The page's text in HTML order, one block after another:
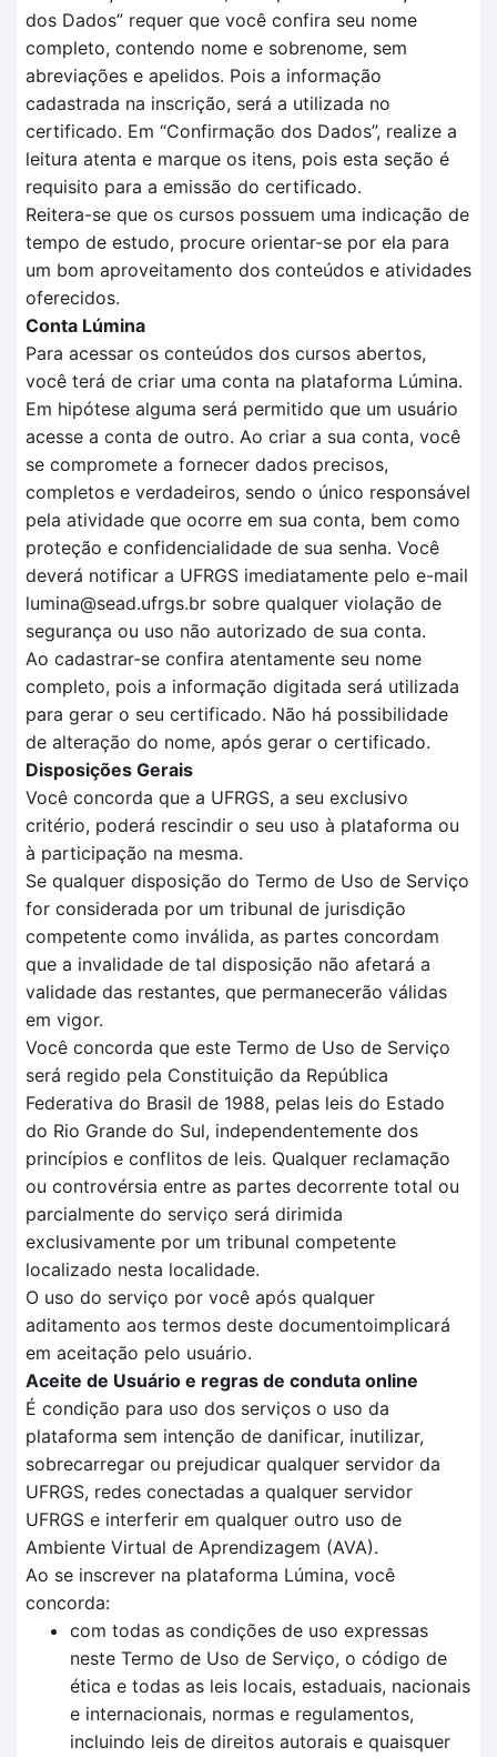
dos Dados” requer que você confira seu nome
completo, contendo nome e sobrenome, sem
abreviações e apelidos. Pois a informação
cadastrada na inscrição, será a utilizada no
certificado. Em “Confirmação dos Dados”, realize a
leitura atenta e marque os itens, pois esta seção é
requisito para a emissão do certificado.
Reitera-se que os cursos possuem uma indicação de
tempo de estudo, procure orientar-se por ela para
um bom aproveitamento dos conteúdos e atividades
oferecidos.
Conta Lúmina
Para acessar os conteúdos dos cursos abertos,
você terá de criar uma conta na plataforma Lúmina.
Em hipótese alguma será permitido que um usuário
acesse a conta de outro. Ao criar a sua conta, você
se compromete a fornecer dados precisos,
completos e verdadeiros, sendo o único responsável
pela atividade que ocorre em sua conta, bem como
proteção e confidencialidade de sua senha. Você
deverá notificar a UFRGS imediatamente pelo e-mail
lumina@sead.ufrgs.br sobre qualquer violação de
segurança ou uso não autorizado de sua conta.
Ao cadastrar-se confira atentamente seu nome
completo, pois a informação digitada será utilizada
para gerar o seu certificado. Não há possibilidade
de alteração do nome, após gerar o certificado.
Disposições Gerais
Você concorda que a UFRGS, a seu exclusivo
critério, poderá rescindir o seu uso à plataforma ou
à participação na mesma.
Se qualquer disposição do Termo de Uso de Serviço
for considerada por um tribunal de jurisdição
competente como inválida, as partes concordam
que a invalidade de tal disposição não afetará a
validade das restantes, que permanecerão válidas
em vigor.
Você concorda que este Termo de Uso de Serviço
será regido pela Constituição da República
Federativa do Brasil de 1988, pelas leis do Estado
do Rio Grande do Sul, independentemente dos
princípios e conflitos de leis. Qualquer reclamação
ou controvérsia entre as partes decorrente total ou
parcialmente do serviço será dirimida
exclusivamente por um tribunal competente
localizado nesta localidade.
O uso do serviço por você após qualquer
aditamento aos termos deste documentoimplicará
em aceitação pelo usuário.
Aceite de Usuário e regras de conduta online
É condição para uso dos serviços o uso da
plataforma sem intenção de danificar, inutilizar,
sobrecarregar ou prejudicar qualquer servidor da
UFRGS, redes conectadas a qualquer servidor
UFRGS e interferir em qualquer outro uso de
Ambiente Virtual de Aprendizagem (AVA).
Ao se inscrever na plataforma Lúmina, você
concorda:
com todas as condições de uso expressas
neste Termo de Uso de Serviço, o código de
ética e todas as leis locais, estaduais, nacionais
e internacionais, normas e regulamentos,
incluindo leis de direitos autorais e quaisquer